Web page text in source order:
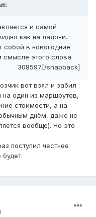
и самой
как на ладони.
собой в новогодние
этого слова.
308597[/snapback]
вот взял и забил
на один из маршрутов,
стоимости, а на
днём, даже не
вообще). Но это
поступил честнее
будет.